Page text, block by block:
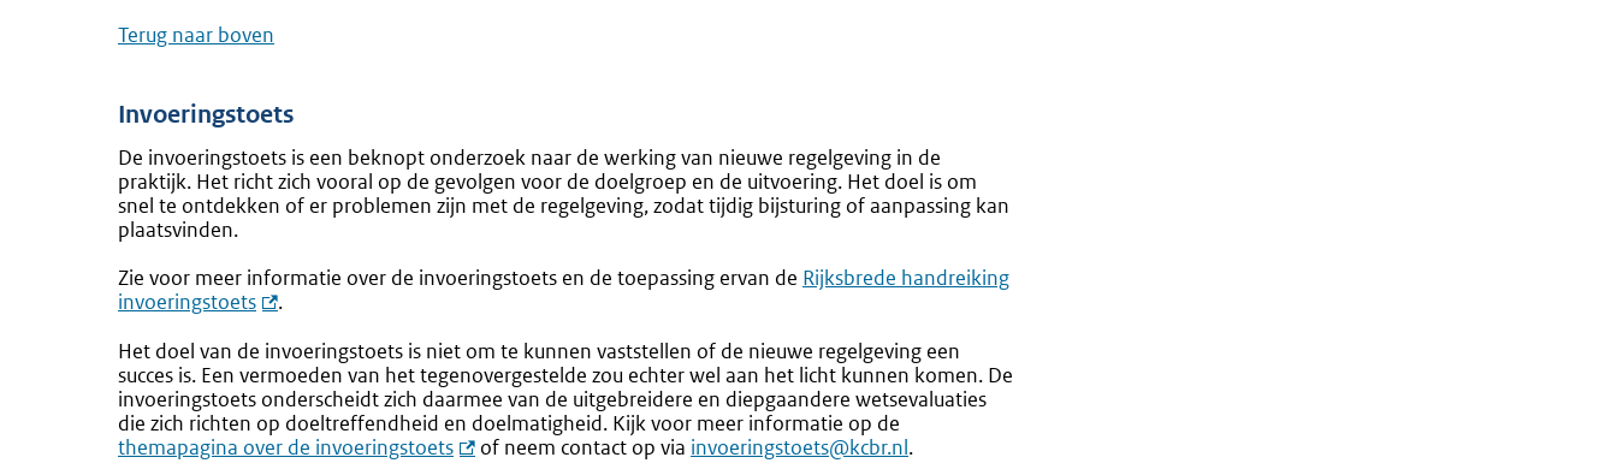
Terug naar boven
Invoeringstoets
De invoeringstoets is een beknopt onderzoek naar de werking van nieuwe regelgeving in de
praktijk. Het richt zich vooral op de gevolgen voor de doelgroep en de uitvoering. Het doel is om
snel te ontdekken of er problemen zijn met de regelgeving, zodat tijdig bijsturing of aanpassing kan
plaatsvinden.
Zie voor meer informatie over de invoeringstoets en de toepassing ervan de Rijksbrede handreiking
invoeringstoets
.
Het doel van de invoeringstoets is niet om te kunnen vaststellen of de nieuwe regelgeving een
succes is. Een vermoeden van het tegenovergestelde zou echter wel aan het licht kunnen komen. De
invoeringstoets onderscheidt zich daarmee van de uitgebreidere en diepgaandere wetsevaluaties
die zich richten op doeltreffendheid en doelmatigheid. Kijk voor meer informatie op de
themapagina over de invoeringstoets
of neem contact op via invoeringstoets@kcbr.nl.